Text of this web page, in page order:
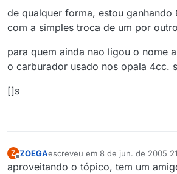
de qualquer forma, estou ganhando
com a simples troca de um por
para quem ainda nao ligou o nome
o carburador usado nos opala 4cc.
[]s
Z
Offline
ZOEGAescreveu em 8 de jun. de 2005
última edição por
aproveitando o tópico, tem um